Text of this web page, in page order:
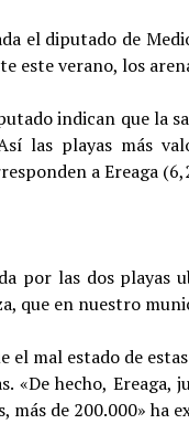
el diputado de
este verano, los
indican que la
las playas más
a Ereaga
por las dos playas
que en nuestro
el mal estado de
«De hecho,
más de 200.000» ha